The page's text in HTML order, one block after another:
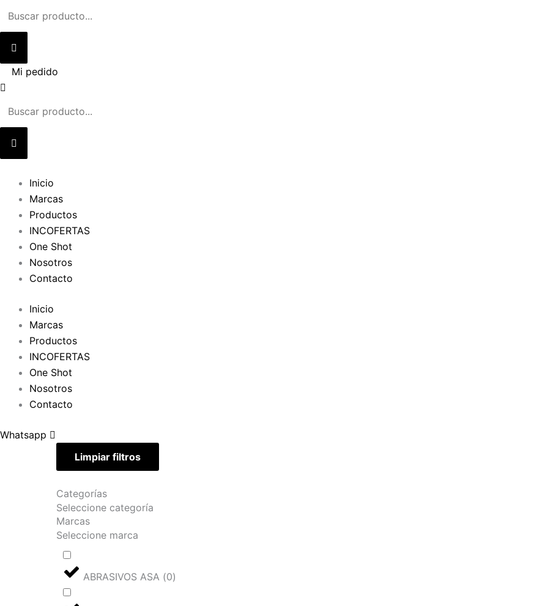
Mi pedido
Inicio
Marcas
Productos
INCOFERTAS
One Shot
Nosotros
Contacto
Inicio
Marcas
Productos
INCOFERTAS
One Shot
Nosotros
Contacto
Whatsapp
Limpiar filtros
Categorías
Seleccione categoría
Marcas
Seleccione marca
ABRASIVOS ASA (0)